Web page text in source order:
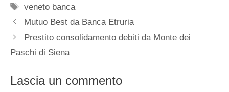
Tag
veneto banca
Mutuo Best da Banca Etruria
Prestito consolidamento debiti da Monte dei
Paschi di Siena
Lascia un commento